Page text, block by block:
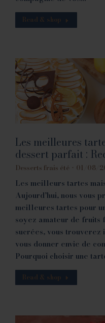
Read & shop
Les meilleures
dessert parfait :
Desserts frais été 01/08/
Les meilleurs tartes
Aujourd’hui, nous vous
meilleures tartes pour
soyez amateur de fruits
sucrées, vous
vous donner envie de
Pourquoi choisir une
Read & shop